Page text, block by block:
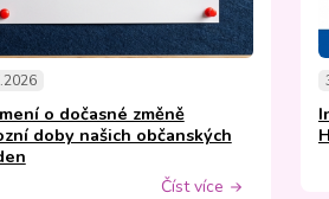
o dočasné změně
doby našich občanských
Číst více